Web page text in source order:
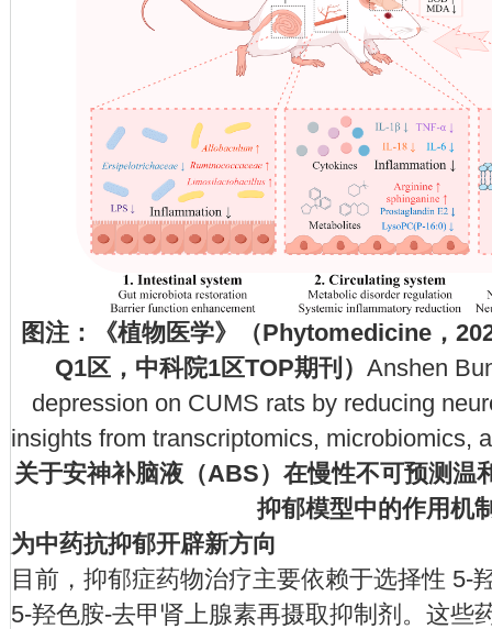
图注：《植物医学》（Phytomedicine，
Q1区，中科院1区TOP期刊） Anshen
depression on CUMS rats by reducing
insights from transcriptomics, microbiomics,
关于安神补脑液（ABS）在慢性不可预测温
抑郁模型中的作用机
为中药抗抑郁开辟新方向
目前，抑郁症药物治疗主要依赖于选择性 5-
5-羟色胺-去甲肾上腺素再摄取抑制剂。这些